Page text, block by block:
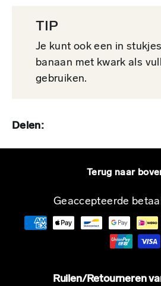
TIP
Je kunt ook een in
banaan met kwark als
gebruiken.
Delen:
Terug naar
Geaccepteerde
Ruilen/Retourneren